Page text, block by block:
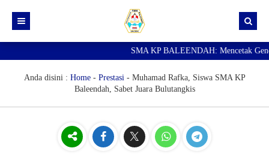
Berita
SMA KP BALEENDAH: Mencetak
Anda disini : Home- Prestasi- Muhamad Rafka, Siswa SMA KP
Baleendah, Sabet Juara Bulutangkis